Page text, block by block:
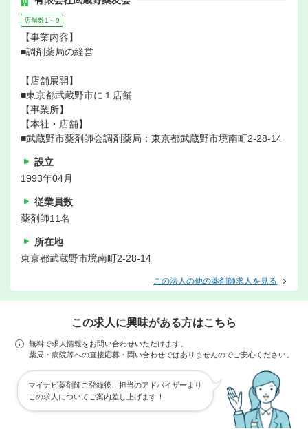
店舗数1～9
【事業内容】
■調剤薬局の経営
【店舗展開】
■東京都武蔵野市に１店舗
【事業所】
【本社・店舗】
■武蔵野市薬剤師会調剤薬局：東京都武蔵野市境南町2-28-14
設立
1993年04月
従業員数
薬剤師11名
所在地
東京都武蔵野市境南町2-28-14
この法人の他の薬剤師求人を見る
この求人に興味がある方はこちら
無料で求人情報をお問い合わせいただけます。
薬局・病院等への直接応募・問い合わせではありませんのでご安心ください。
マイナビ薬剤師ご登録後、担当のアドバイザーより
この求人についてご案内差し上げます！